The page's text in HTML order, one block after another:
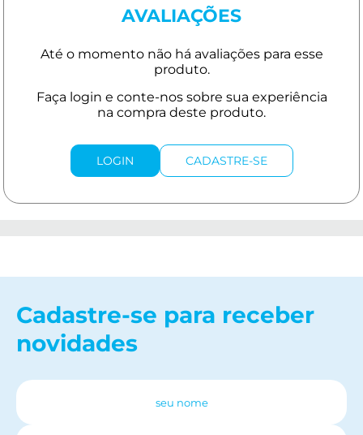
AVALIAÇÕES
LOGIN CADASTRE-SE
Cadastre-se para receber
novidades